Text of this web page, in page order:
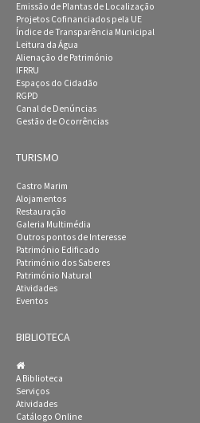
Emissão de Plantas de Localização
Projetos Cofinanciados pela UE
Índice de Transparência Municipal
Leitura da Água
Alienação de Património
IFRRU
Espaços do Cidadão
RGPD
Canal de Denúncias
Gestão de Ocorrências
TURISMO
Castro Marim
Alojamentos
Restauração
Galeria Multimédia
Outros pontos de Interesse
Património Edificado
Património dos Saberes
Património Natural
Atividades
Eventos
BIBLIOTECA
A Biblioteca
Serviços
Atividades
Catálogo Online